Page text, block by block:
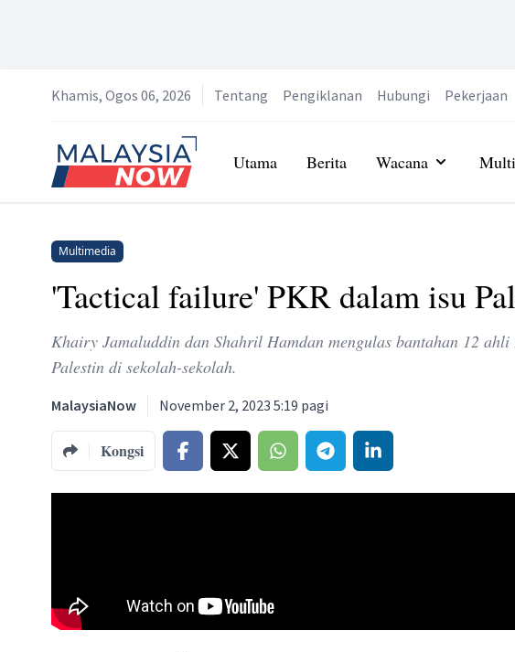
Khamis, Ogos 06, 2026 Tentang Pengiklanan Hubungi Pekerjaan
Home
Utama Berita Wacana
Multimedia
'Tactical failure' PKR dalam isu
Khairy Jamaluddin dan Shahril Hamdan mengulas bantahan 12
Palestin di sekolah-sekolah.
MalaysiaNow November 2, 2023 5:19 pagi
Kongsi